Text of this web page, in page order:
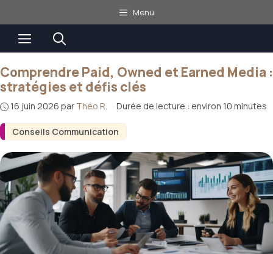
au
contenu
Menu
Menu
Conseils Communication
Comprendre Paid, Owned et Earned Media :
stratégies et défis clés
16 juin 2026 par Théo R. · Durée de lecture : environ 10 minutes